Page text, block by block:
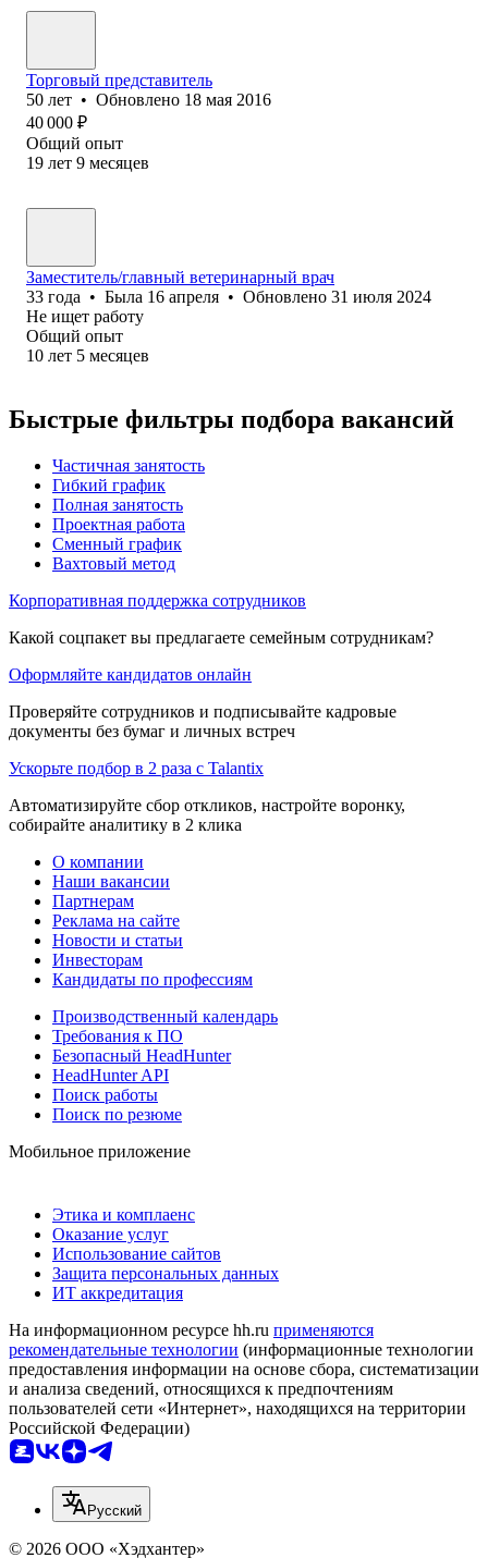
Торговый представитель
50 лет • Обновлено 18 мая 2016
40 000 ₽
Общий опыт
19 лет 9 месяцев
Заместитель/главный ветеринарный врач
33 года • Была 16 апреля • Обновлено 31 июля 2024
Не ищет работу
Общий опыт
10 лет 5 месяцев
Быстрые фильтры подбора вакансий
Частичная занятость
Гибкий график
Полная занятость
Проектная работа
Сменный график
Вахтовый метод
Корпоративная поддержка сотрудников
Какой соцпакет вы предлагаете семейным сотрудникам?
Оформляйте кандидатов онлайн
Проверяйте сотрудников и подписывайте кадровые
документы без бумаг и личных встреч
Ускорьте подбор в 2 раза с Talantix
Автоматизируйте сбор откликов, настройте воронку,
собирайте аналитику в 2 клика
О компании
Наши вакансии
Партнерам
Реклама на сайте
Новости и статьи
Инвесторам
Кандидаты по профессиям
Производственный календарь
Требования к ПО
Безопасный HeadHunter
HeadHunter API
Поиск работы
Поиск по резюме
Мобильное приложение
Этика и комплаенс
Оказание услуг
Использование сайтов
Защита персональных данных
ИТ аккредитация
На информационном ресурсе hh.ru применяются
рекомендательные технологии (информационные технологии
предоставления информации на основе сбора, систематизации
и анализа сведений, относящихся к предпочтениям
пользователей сети «Интернет», находящихся на территории
Российской Федерации)
Русский
© 2026 ООО «Хэдхантер»